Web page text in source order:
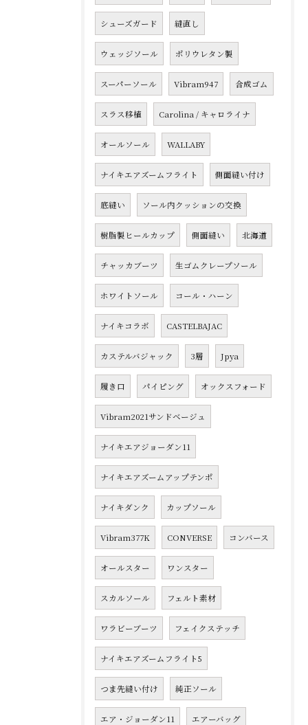
シューズガード 縫直し
ウェッジソール ポリウレタン製
スーパーソール Vibram947 合成ゴム
スラス移植 Carolina / キャロライナ
オールソール WALLABY
ナイキエアズームフライト 側面縫い付け
底縫い ソール内クッションの交換
樹脂製ヒールカップ 側面縫い 北海道
チャッカブーツ 生ゴムクレープソール
ホワイトソール コール・ハーン
ナイキコラボ CASTELBAJAC
カステルバジャック 3層 Jpya
履き口 パイピング オックスフォード
Vibram2021サンドベージュ
ナイキエアジョーダン11
ナイキエアズームアップテンポ
ナイキダンク カップソール
Vibram377K CONVERSE コンバース
オールスター ワンスター
スカルソール フェルト素材
ワラビーブーツ フェイクステッチ
ナイキエアズームフライト5
つま先縫い付け 純正ソール
エア・ジョーダン11 エアーバッグ